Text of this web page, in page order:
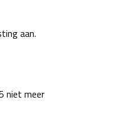
aan.
niet meer